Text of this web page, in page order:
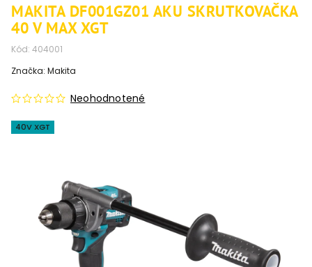
MAKITA DF001GZ01 AKU SKRUTKOVAČKA
40 V MAX XGT
Kód: 404001
40V XGT
Neohodnotené
Značka: Makita